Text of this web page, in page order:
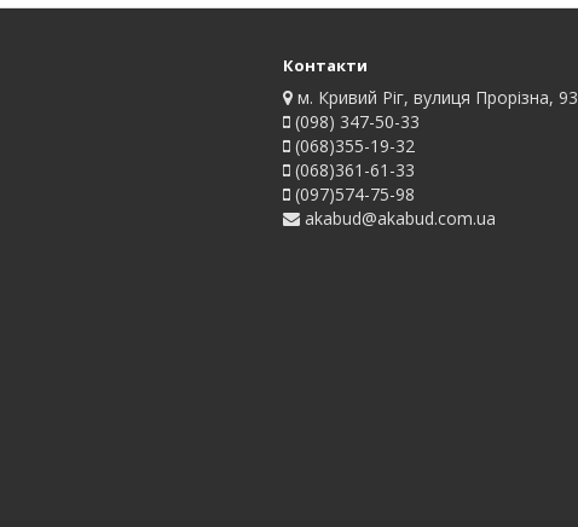
Контакти
м. Кривий Ріг, вулиця Прорізна, 93
(098) 347-50-33
(068)355-19-32
(068)361-61-33
(097)574-75-98
akabud@akabud.com.ua